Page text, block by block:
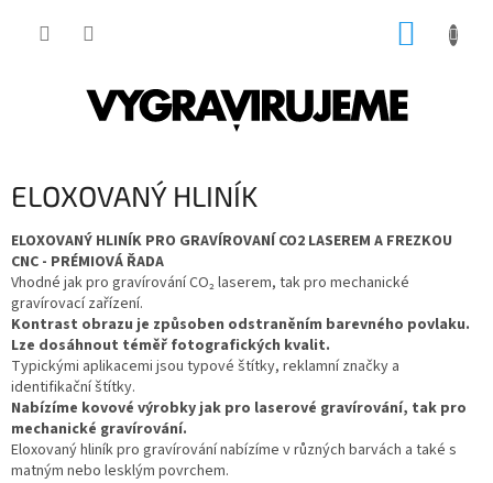
ELOXOVANÝ HLINÍK
ELOXOVANÝ HLINÍK PRO GRAVÍROVANÍ CO2 LASEREM A FREZKOU
CNC - PRÉMIOVÁ ŘADA
Vhodné jak pro gravírování CO₂ laserem, tak pro mechanické
gravírovací zařízení.
Kontrast obrazu je způsoben odstraněním barevného povlaku.
Lze dosáhnout téměř fotografických kvalit.
Typickými aplikacemi jsou typové štítky, reklamní značky a
identifikační štítky.
Nabízíme kovové výrobky jak pro laserové gravírování, tak pro
mechanické gravírování.
Eloxovaný hliník pro gravírování nabízíme v různých barvách a také s
matným nebo lesklým povrchem.